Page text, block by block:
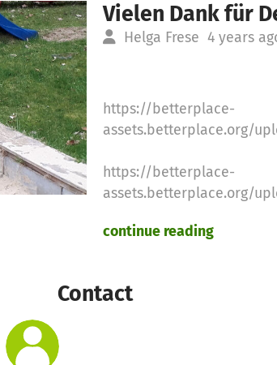
Vielen Dank für
Helga Frese 4 years
https://betterplace-
assets.betterplace.org/
https://betterplace-
assets.betterplace.org/
assets.betterplace.org/
continue reading
Contact